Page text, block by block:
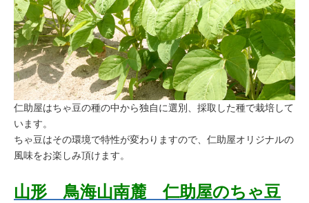
仁助屋はちゃ豆の種の中から独自に選別、採取した種で栽培して
います。
ちゃ豆はその環境で特性が変わりますので、仁助屋オリジナルの
風味をお楽しみ頂けます。
山形 鳥海山南麓 仁助屋のちゃ豆